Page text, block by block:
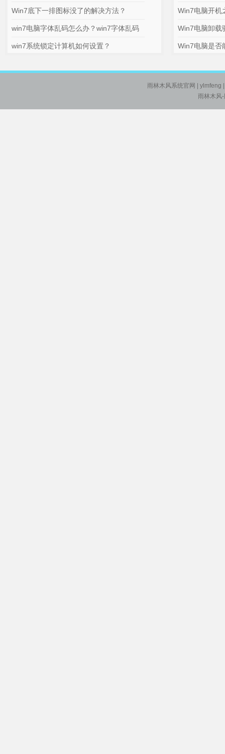
Win7底下一排图标没了的解决方法？
win7电脑字体乱码怎么办？win7字体乱码
win7系统锁定计算机如何设置？
Win7电脑开机
Win7电脑卸载
Win7电脑是否
雨林木风系统官网
| ylmfeng
雨林木风